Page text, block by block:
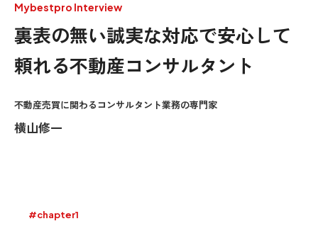
Mybestpro Interview
裏表の無い誠実な対応で安心して
頼れる不動産コンサルタント
不動産売買に関わるコンサルタント業務の専門家
横山修一
#chapter1